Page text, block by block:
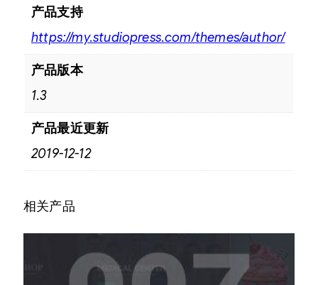
产品支持
https://my.studiopress.com/themes/author/
产品版本
1.3
产品最近更新
2019-12-12
相关产品